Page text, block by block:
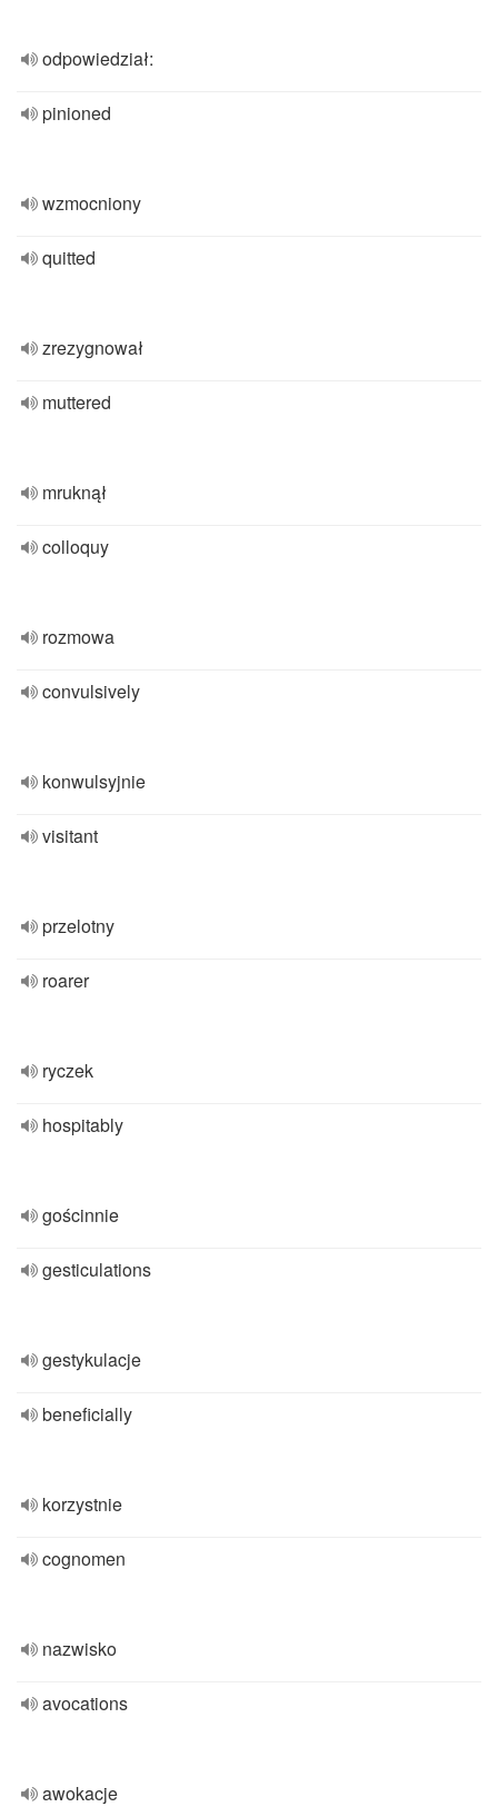
odpowiedział:
pinioned
wzmocniony
quitted
zrezygnował
muttered
mruknął
colloquy
rozmowa
convulsively
konwulsyjnie
visitant
przelotny
roarer
ryczek
hospitably
gościnnie
gesticulations
gestykulacje
beneficially
korzystnie
cognomen
nazwisko
avocations
awokacje